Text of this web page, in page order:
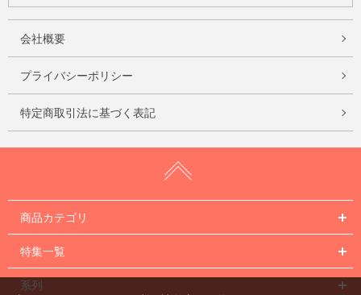
会社概要
プライバシーポリシー
特定商取引法に基づく表記
商品カテゴリ
特集一覧
系列